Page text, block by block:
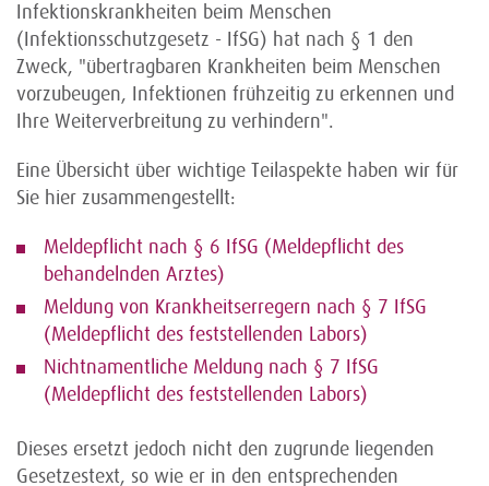
Infektionskrankheiten beim Menschen
(Infektionsschutzgesetz - IfSG) hat nach § 1 den
Zweck, "übertragbaren Krankheiten beim Menschen
vorzubeugen, Infektionen frühzeitig zu erkennen und
Ihre Weiterverbreitung zu verhindern".
Eine Übersicht über wichtige Teilaspekte haben wir für
Sie hier zusammengestellt:
Meldepflicht nach § 6 IfSG (Meldepflicht des
behandelnden Arztes)
Meldung von Krankheitserregern nach § 7 IfSG
(Meldepflicht des feststellenden Labors)
Nichtnamentliche Meldung nach § 7 IfSG
(Meldepflicht des feststellenden Labors)
Dieses ersetzt jedoch nicht den zugrunde liegenden
Gesetzestext, so wie er in den entsprechenden